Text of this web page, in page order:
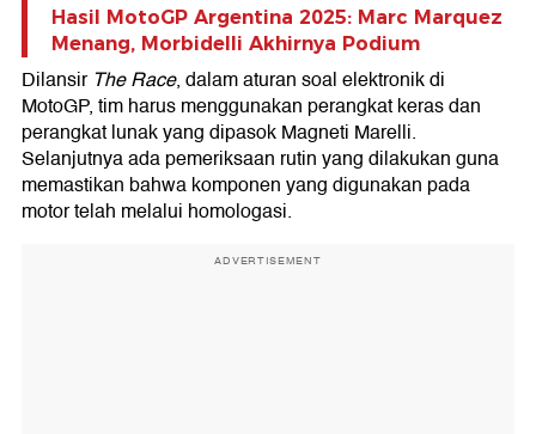
Hasil MotoGP Argentina 2025: Marc Marquez
Menang, Morbidelli Akhirnya Podium
Dilansir The Race, dalam aturan soal elektronik di
MotoGP, tim harus menggunakan perangkat keras dan
perangkat lunak yang dipasok Magneti Marelli.
Selanjutnya ada pemeriksaan rutin yang dilakukan guna
memastikan bahwa komponen yang digunakan pada
motor telah melalui homologasi.
ADVERTISEMENT